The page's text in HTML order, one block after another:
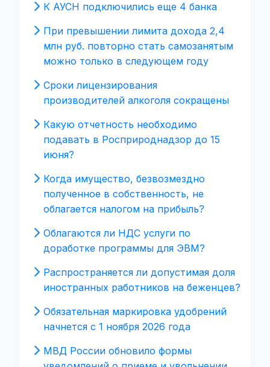
К АУСН подключились еще 4 банка
При превышении лимита дохода 2,4
млн руб. повторно стать самозанятым
можно только в следующем году
Сроки лицензирования
производителей алкоголя сокращены
Какую отчетность необходимо
подавать в Росприроднадзор до 15
июня?
Когда имущество, безвозмездно
полученное в собственность, не
облагается налогом на прибыль?
Облагаются ли НДС услуги по
доработке программы для ЭВМ?
Распространяется ли допустимая доля
иностранных работников на беженцев?
Обязательная маркировка удобрений
начнется с 1 ноября 2026 года
МВД России обновило формы